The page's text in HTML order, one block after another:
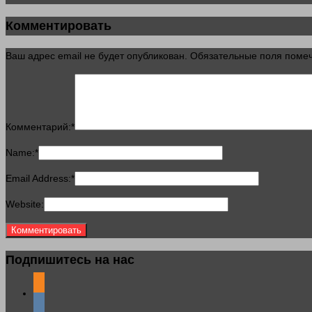
Комментировать
Ваш адрес email не будет опубликован. Обязательные поля
Комментарий:*
Name:*
Email Address:*
Website:
Подпишитесь на нас